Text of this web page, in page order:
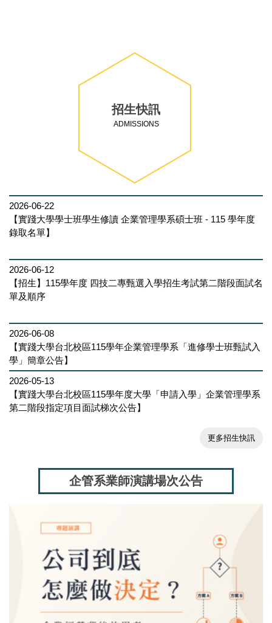
招生快訊
ADMISSIONS
2026-06-22
【實踐大學學士班學生修讀 企業管理學系碩士班 - 115 學年度
錄取名單】
2026-06-12
【招生】115學年度 四技二專甄選入學招生考試第二階段面試名
單及順序
2026-06-08
【實踐大學台北校區115學年企業管理學系「進修學士班甄試入
學」簡章公告】
2026-05-13
【實踐大學台北校區115學年度大學「申請入學」企業管理學系
第二階段指定項目面試梯次公告】
更多招生快訊
企管系業師演講場次公告